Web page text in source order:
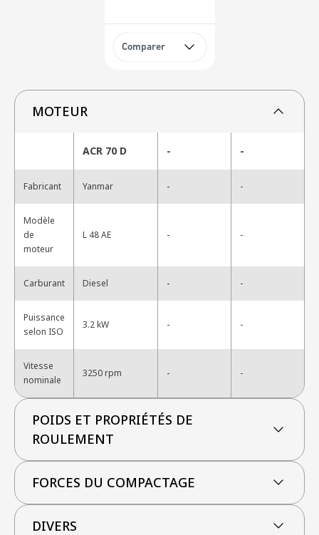
Comparer
MOTEUR
ACR 70 D - -
Fabricant Yanmar - -
Modèle
de
moteur
L 48 AE - -
Carburant Diesel - -
Puissance
selon ISO
3.2 kW - -
Vitesse
nominale
3250 rpm - -
POIDS ET PROPRIÉTÉS DE
ROULEMENT
FORCES DU COMPACTAGE
DIVERS